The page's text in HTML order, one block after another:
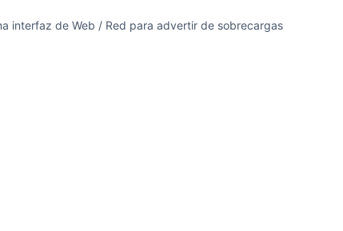
interfaz de Web / Red para advertir de sobrecargas